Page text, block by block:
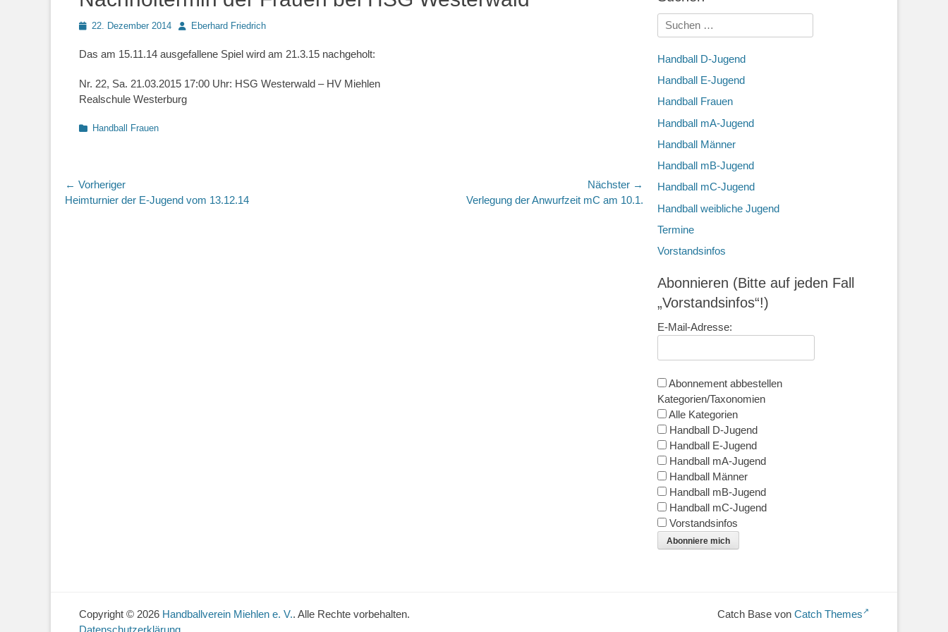
Posted22. Dezember 2014 AutorEberhard Friedrich
Das am 15.11.14 ausgefallene Spiel wird am 21.3.15 nachgeholt:
Nr. 22, Sa. 21.03.2015 17:00 Uhr: HSG Westerwald – HV Miehlen
Realschule Westerburg
Kategorien
Handball Frauen
Beitragsnavigation
← Vorheriger
Vorheriger
Heimturnier der E-Jugend vom 13.12.14
Nächster →
Verlegung der Anwurfzeit mC am 10.1.
Suchen
nach:
Handball D-Jugend
Handball E-Jugend
Handball Frauen
Handball mA-Jugend
Handball Männer
Handball mB-Jugend
Handball mC-Jugend
Handball weibliche Jugend
Termine
Vorstandsinfos
Abonnieren (Bitte auf jeden Fall
„Vorstandsinfos“!)
E-Mail-Adresse:
Abonnement abbestellen
Kategorien/Taxonomien
Alle Kategorien
Handball D-Jugend
Handball E-Jugend
Handball mA-Jugend
Handball Männer
Handball mB-Jugend
Handball mC-Jugend
Vorstandsinfos
Abonniere mich
Copyright © 2026 Handballverein Miehlen e. V.. Alle Rechte vorbehalten.
Datenschutzerklärung
Catch Base von Catch Themes